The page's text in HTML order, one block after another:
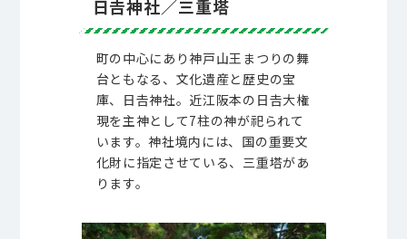
日𠮷神社／三重塔
町の中心にあり神戸山王まつりの舞
台ともなる、文化遺産と歴史の宝
庫、日𠮷神社。近江阪本の日𠮷大権
現を主神として7柱の神が祀られて
います。神社境内には、国の重要文
化財に指定させている、三重塔があ
ります。